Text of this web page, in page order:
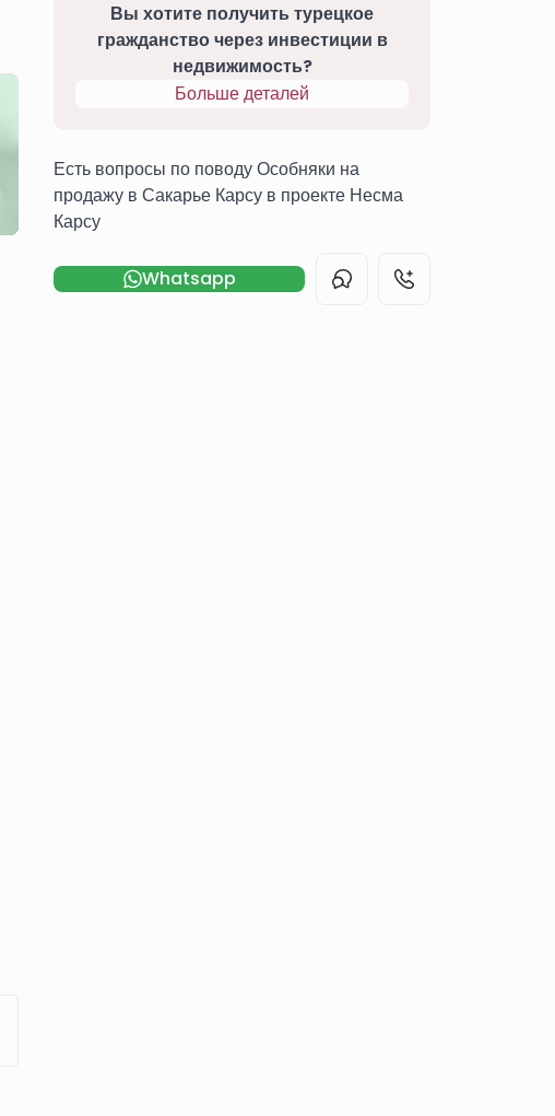
Вы хотите получить турецкое
гражданство через инвестиции в
недвижимость?
Больше деталей
Есть вопросы по поводу Особняки на
продажу в Сакарье Карсу в проекте Несма
Карсу
Whatsapp